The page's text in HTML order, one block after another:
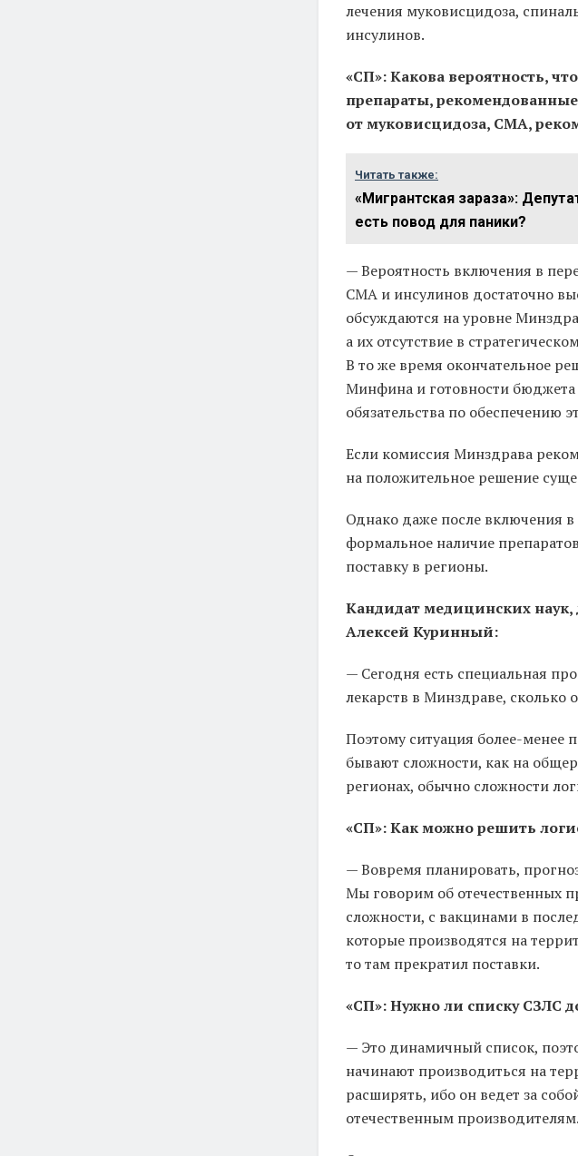
лечения муковисцидоза,
инсулинов.
«СП»: Какова вероятность,
препараты,
от муковисцидоза, СМА,
Читать также:
«Мигрантская зараза»:
есть повод для паники?
— Вероятность включения в
СМА и инсулинов достаточно
обсуждаются на уровне
а их отсутствие в
В то же время окончательное
Минфина и готовности бюджета
обязательства по обеспечению
Если комиссия Минздрава
на положительное решение
Однако даже после включения
формальное наличие
поставку в регионы.
Кандидат медицинских
Алексей Куринный:
— Сегодня есть специальная
лекарств в Минздраве,
Поэтому ситуация более-менее
бывают сложности, как на
регионах, обычно сложности
«СП»: Как можно решить
— Вовремя планировать,
Мы говорим об отечественных
сложности, с вакцинами в
которые производятся на
то там прекратил поставки.
«СП»: Нужно ли списку СЗЛС
— Это динамичный список,
начинают производиться на
расширять, ибо он ведет за
отечественным производителям.